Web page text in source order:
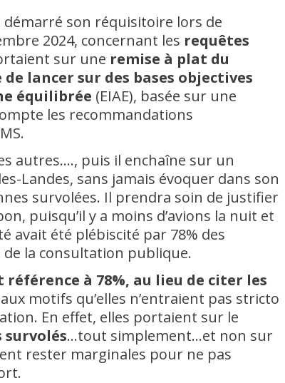
son réquisitoire lors de
2024, concernant les requêtes
sur une remise à plat du
lancer sur des bases objectives
équilibrée (EIAE), basée sur une
les recommandations
autres…., puis il enchaîne sur un
Landes, sans jamais évoquer dans son
survolées. Il prendra soin de justifier
puisqu’il y a moins d’avions la nuit et
avait été plébiscité par 78% des
la consultation publique.
à 78%, au lieu de citer les
motifs qu’elles n’entraient pas stricto
En effet, elles portaient sur le
…tout simplement…et non sur
rester marginales pour ne pas